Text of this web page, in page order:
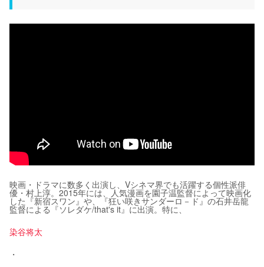
映画・ドラマに数多く出演し、Vシネマ界でも活躍する個性派俳
優・村上淳。2015年には、人気漫画を園子温監督によって映画化
した『新宿スワン』や、『狂い咲きサンダーロ－ド』の石井岳龍
監督による『ソレダケ/that's it』に出演。特に、
染谷将太
・